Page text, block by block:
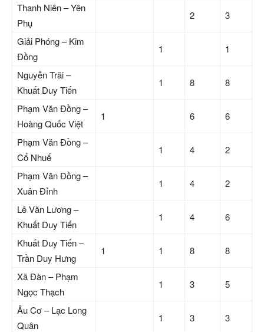
Thanh Niên – Yên
Phụ
2 3
Giải Phóng – Kim
Đồng
1 1
Nguyễn Trãi –
Khuất Duy Tiến
1 8 8
Phạm Văn Đồng –
Hoàng Quốc Việt
1 6 6
Phạm Văn Đồng –
Cổ Nhuế
1 4 2
Phạm Văn Đồng –
Xuân Đỉnh
1 4 2
Lê Văn Lương –
Khuất Duy Tiến
1 4 6
Khuất Duy Tiến –
Trần Duy Hưng
1 1 8 8
Xã Đàn – Phạm
Ngọc Thạch
1 3 5
Âu Cơ – Lạc Long
Quân
1 3 3